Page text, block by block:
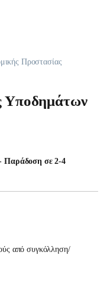
Προστασίας
Υποδημάτων
- Παράδοση σε 2-4
από συγκόλληση/